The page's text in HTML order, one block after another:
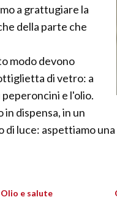
a grattugiare la
della parte che
modo devono
di vetro: a
e l'olio.
in dispensa, in un
di luce: aspettiamo
Olio e salute